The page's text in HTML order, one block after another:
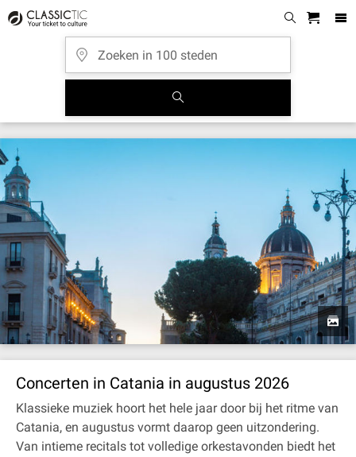
Concerten in Catania in augustus 2026
Klassieke muziek hoort het hele jaar door bij het ritme van
Catania, en augustus vormt daarop geen uitzondering.
Van intieme recitals tot volledige orkestavonden biedt het